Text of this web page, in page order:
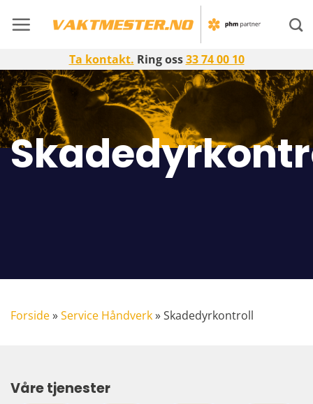
Ta kontakt. Ring oss33 74 00 10
Forside»Service Håndverk»Skadedyrkontroll
Våre tjenester